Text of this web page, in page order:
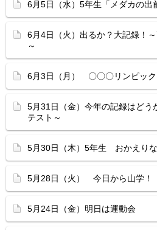
6月5日（水）5年生「メダカの出
6月4日（火）出るか？大記録！
～
6月3日（月） 〇〇〇リンピック
5月31日（金）今年の記録はど
テスト～
5月30日（木）5年生 おかえり
5月28日（火） 今日から山学！
5月24日（金）明日は運動会